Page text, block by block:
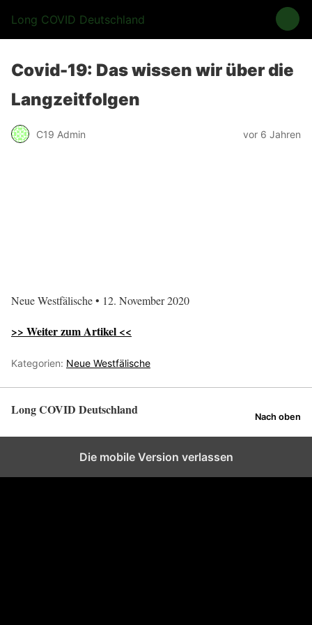
Long COVID Deutschland
Covid-19: Das wissen wir über die
Langzeitfolgen
C19 Admin vor 6 Jahren
Neue Westfälische • 12. November 2020
>> Weiter zum Artikel <<
Kategorien: Neue Westfälische
Long COVID Deutschland Nach oben
Die mobile Version verlassen